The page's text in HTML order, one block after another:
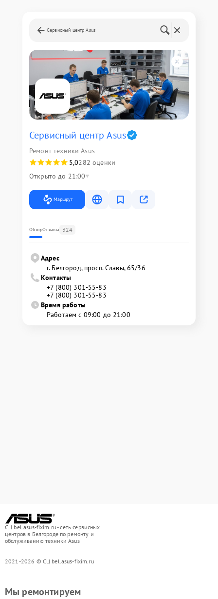
Сервисный центр Asus
Сервисный центр Asus
Ремонт техники Asus
5,0282 оценки
Открыто до 21:00
Маршрут
ОбзорОтзывы 324
Адрес
г. Белгород, просп. Славы, 65/36
Контакты
+7 (800) 301-55-83
+7 (800) 301-55-83
Время работы
Работаем с 09:00 до 21:00
СЦ bel.asus-fixim.ru - сеть сервисных
центров в Белгороде по ремонту и
обслуживанию техники Asus
2021-2026 © СЦ bel.asus-fixim.ru
Мы ремонтируем